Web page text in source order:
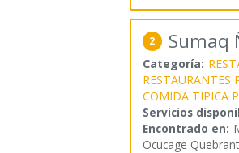
2 Sumaq
Categoría:
RESTAURANTES
COMIDA TIPICA
Servicios
Encontrado en:
Ocucage